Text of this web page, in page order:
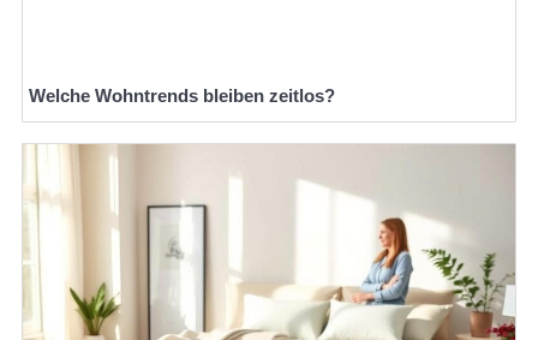
Welche Wohntrends bleiben zeitlos?